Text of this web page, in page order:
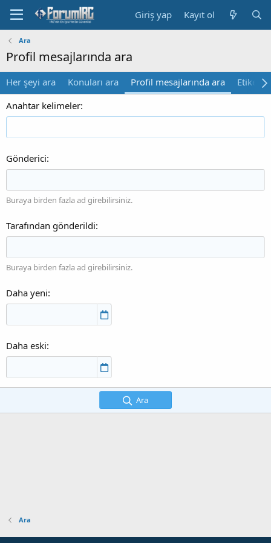
Giriş yap Kayıt ol
Ara
Profil mesajlarında ara
Her şeyi ara Konuları ara Profil mesajlarında ara
Anahtar kelimeler
Gönderici
Buraya birden fazla ad girebilirsiniz.
Tarafından gönderildi
Buraya birden fazla ad girebilirsiniz.
Daha yeni
Daha eski
Ara
Ara